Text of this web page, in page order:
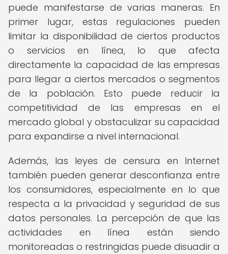
puede manifestarse de varias maneras. En
primer lugar, estas regulaciones pueden
limitar la disponibilidad de ciertos productos
o servicios en línea, lo que afecta
directamente la capacidad de las empresas
para llegar a ciertos mercados o segmentos
de la población. Esto puede reducir la
competitividad de las empresas en el
mercado global y obstaculizar su capacidad
para expandirse a nivel internacional.
Además, las leyes de censura en Internet
también pueden generar desconfianza entre
los consumidores, especialmente en lo que
respecta a la privacidad y seguridad de sus
datos personales. La percepción de que las
actividades en línea están siendo
monitoreadas o restringidas puede disuadir a